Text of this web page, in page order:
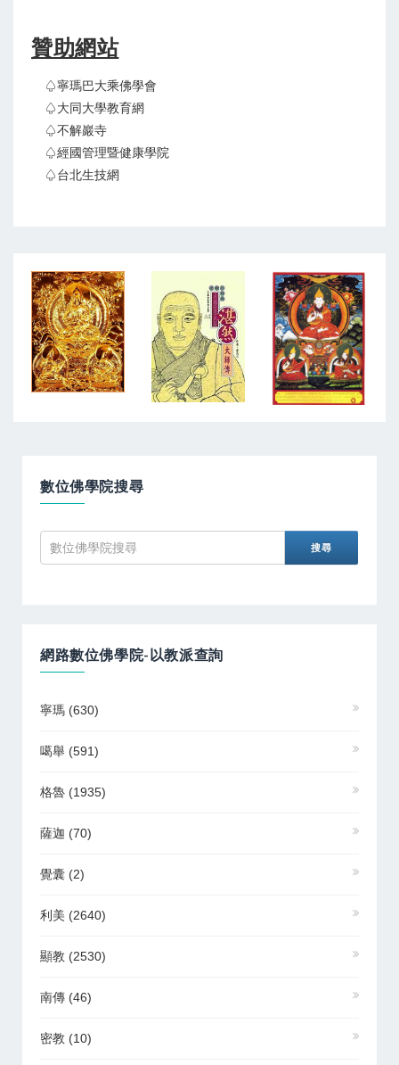
贊助網站
♤寧瑪巴大乘佛學會
♤大同大學教育網
♤不解巖寺
♤經國管理暨健康學院
♤台北生技網
數位佛學院搜尋
網路數位佛學院-以教派查詢
寧瑪 (630)
噶舉 (591)
格魯 (1935)
薩迦 (70)
覺囊 (2)
利美 (2640)
顯教 (2530)
南傳 (46)
密教 (10)